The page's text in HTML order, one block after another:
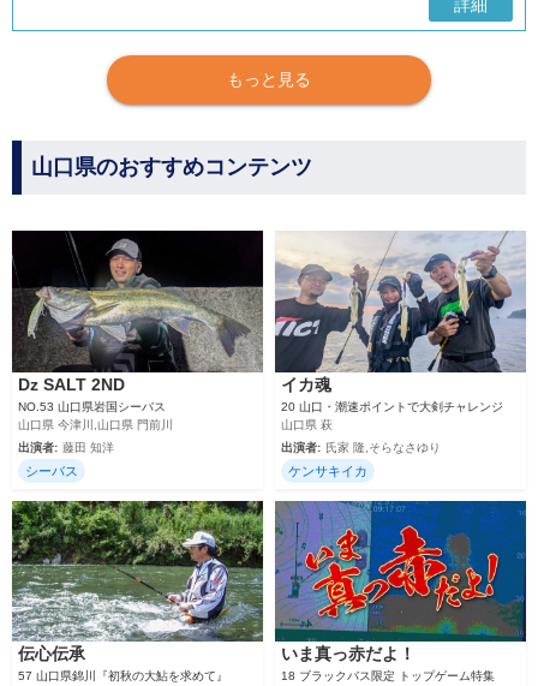
詳細
もっと見る
山口県のおすすめコンテンツ
Dz SALT 2ND
NO.53 山口県岩国シーバス
山口県 今津川,山口県 門前川
出演者: 藤田 知洋
シーバス
イカ魂
20 山口・潮速ポイントで大剣チャレンジ
山口県 萩
出演者: 氏家 隆,そらなさゆり
ケンサキイカ
伝心伝承
57 山口県錦川『初秋の大鮎を求めて』
いま真っ赤だよ！
18 ブラックバス限定 トップゲーム特集